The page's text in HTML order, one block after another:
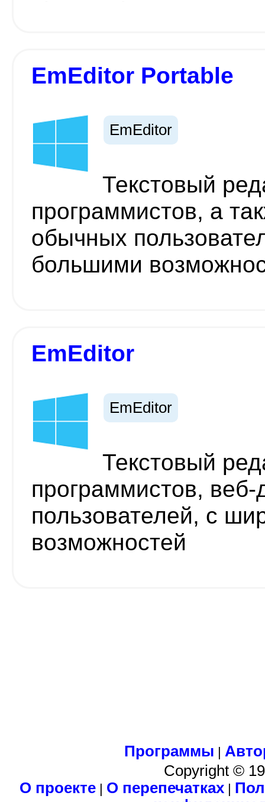
EmEditor Portable
EmEditor
Текстовый
программистов, а
обычных
большими
EmEditor
EmEditor
Текстовый
программистов,
пользователей, с
возможностей
Программы |
Copyright ©
О проекте| О перепечатках|